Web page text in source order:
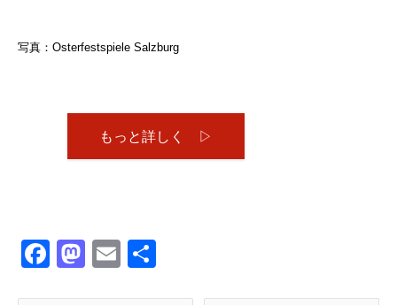
写真：Osterfestspiele Salzburg
もっと詳しく ▷
Facebook
Mastodon
Email